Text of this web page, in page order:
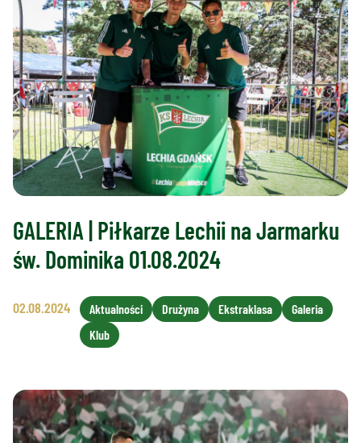
GALERIA | Piłkarze Lechii na Jarmarku
św. Dominika 01.08.2024
02.08.2024 Aktualności Drużyna Ekstraklasa
Galeria
Klub